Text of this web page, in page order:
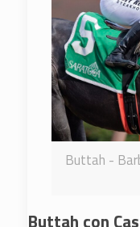
Buttah -
Buttah con